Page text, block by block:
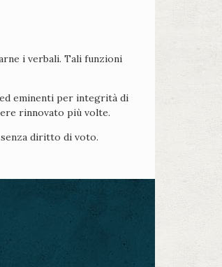
i verbali. Tali funzioni
eminenti per integrità di
rinnovato più volte.
senza diritto di voto.